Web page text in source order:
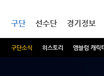
구단
구단소식 히스토리 엠블럼 캐릭
선수단 경기정보